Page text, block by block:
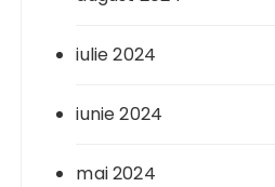
iulie 2024
iunie 2024
mai 2024